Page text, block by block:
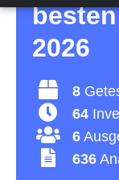
2026
8
64
6
636